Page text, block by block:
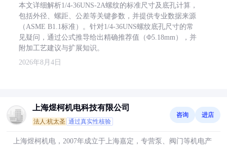
本文详细解析1/4-36UNS-2A螺纹的标准尺寸及底孔计算，
包括外径、螺距、公差等关键参数，并提供专业数据来源
（ASME B1.1标准）。针对1/4-36UNS螺纹底孔尺寸的常
见疑问，通过公式推导给出精确推荐值（Φ5.18mm），并
附加工艺建议与扩展知识。
2026年8月4日
上海煜柯机电科技有限公司
法人:杭太圣 通过真实性核验
咨询 进店
上海煜柯机电，2007年成立于上海嘉定，专营泵、阀门等机电产